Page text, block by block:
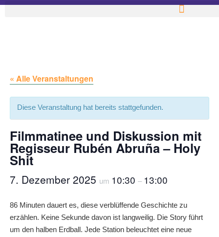
« Alle Veranstaltungen
Diese Veranstaltung hat bereits stattgefunden.
Filmmatinee und Diskussion mit
Regisseur Rubén Abruña – Holy
Shit
7. Dezember 2025 um 10:30 – 13:00
86 Minuten dauert es, diese verblüffende Geschichte zu
erzählen. Keine Sekunde davon ist langweilig. Die Story führt
um den halben Erdball. Jede Station beleuchtet eine neue